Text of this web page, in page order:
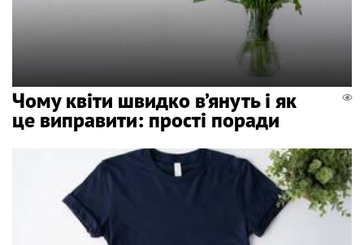
Чому квіти швидко в’януть і як
це виправити: прості поради